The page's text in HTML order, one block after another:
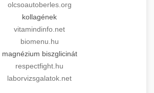
olcsoautoberles.org
kollagének
vitamindinfo.net
biomenu.hu
magnézium biszglicinát
respectfight.hu
laborvizsgalatok.net